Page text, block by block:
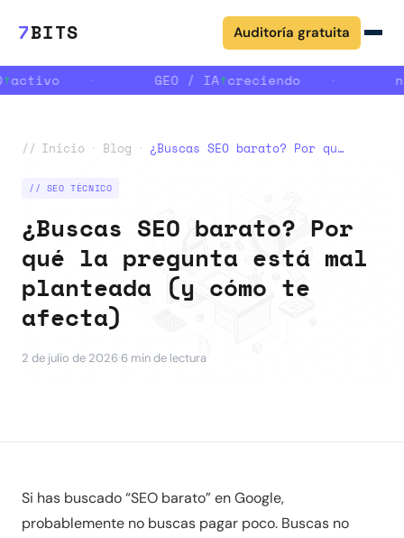
7BITS Auditoría gratuita
activo GEO / IA↑creciendo
// Inicio · Blog · ¿Buscas SEO barato? Por qué la pregunta está mal planteada (y cómo te afecta)
// SEO TÉCNICO
¿Buscas SEO barato? Por
qué la pregunta está mal
planteada (y cómo te
afecta)
2 de julio de 2026·6 min de lectura
Si has buscado “SEO barato” en Google,
probablemente no buscas pagar poco. Buscas no